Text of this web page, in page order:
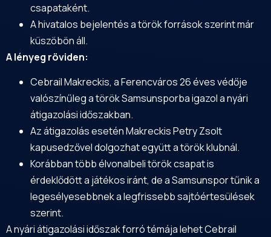
csapataként.
A hivatalos bejelentés a török források szerint már
küszöbön áll.
A lényeg röviden:
Cebrail Makreckis, a Ferencváros 26 éves védője
valószínűleg a török Samsunsporba igazol a nyári
átigazolási időszakban.
Az átigazolás esetén Makreckis Petry Zsolt
kapusedzővel dolgozhat együtt a török klubnál.
Korábban több élvonalbeli török csapat is
érdeklődött a játékos iránt, de a Samsunspor tűnik a
legesélyesebbnek a legfrissebb sajtóértesülések
szerint.
A nyári átigazolási időszak forró témája lehet Cebrail